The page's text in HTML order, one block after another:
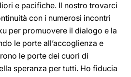
e pacifiche. Il nostro trovarci
con i numerosi incontri
per promuovere il dialogo e la
le porte all’accoglienza e
le porte dei cuori di
speranza per tutti. Ho fiducia